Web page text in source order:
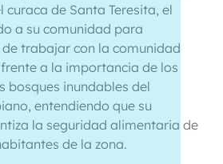
de Santa Teresita, el
a su comunidad para
de trabajar con la comunidad
a la importancia de los
bosques inundables del
entendiendo que su
la seguridad alimentaria de
de la zona.